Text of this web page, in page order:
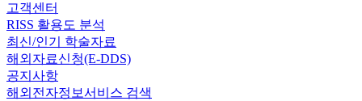
고객센터
RISS 활용도 분석
최신/인기 학술자료
해외자료신청(E-DDS)
공지사항
해외전자정보서비스 검색